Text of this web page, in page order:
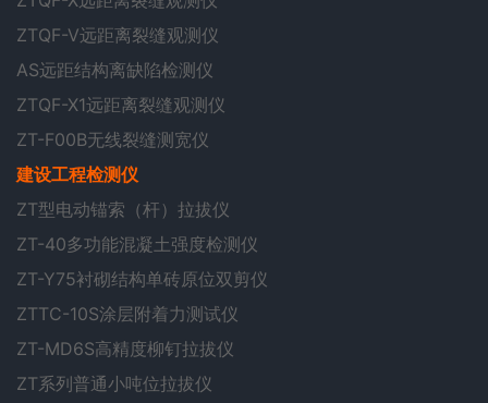
ZTQF-V远距离裂缝观测仪
AS远距结构离缺陷检测仪
ZTQF-X1远距离裂缝观测仪
ZT-F00B无线裂缝测宽仪
建设工程检测仪
ZT型电动锚索（杆）拉拔仪
ZT-40多功能混凝土强度检测仪
ZT-Y75衬砌结构单砖原位双剪仪
ZTTC-10S涂层附着力测试仪
ZT-MD6S高精度柳钉拉拔仪
ZT系列普通小吨位拉拔仪